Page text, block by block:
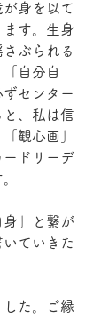
身を以て
す。生身
ぶられる
自分自
センター
と、私は信
観心画」
ードリーデ
身」と繋が
ていきた
した。ご縁